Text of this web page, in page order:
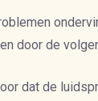
door de
dat de